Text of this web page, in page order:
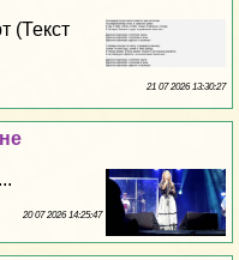
(Текст
21 07 2026 13:30:27
20 07 2026 14:25:47